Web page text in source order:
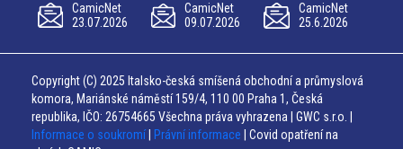
CamicNet
23.07.2026
CamicNet
09.07.2026
CamicNet
25.6.2026
Copyright (C) 2025 Italsko-česká smíšená obchodní a průmyslová
komora, Mariánské náměstí 159/4, 110 00 Praha 1, Česká
republika, IČO: 26754665 Všechna práva vyhrazena | GWC s.r.o. |
Informace o soukromí
Právní informace | Covid opatření na